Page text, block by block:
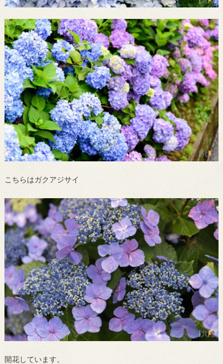
こちらはガクアジサイ
開花しています。